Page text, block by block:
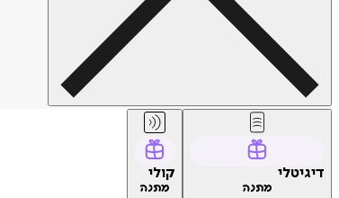
דיגיטלי
מתנה
קולי
מתנה